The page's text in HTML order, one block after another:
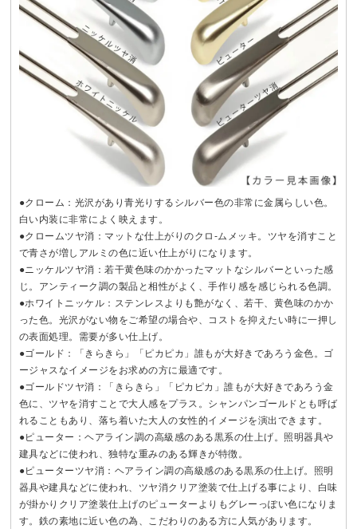
●クローム：光沢があり青光りするシルバー色の非常に金属らしい色。
白い内装に非常によく映えます。
●クロームツヤ消：マットな仕上がりのクロ-ムメッキ。ツヤを消すこと
で青さが増しアルミの色に近い仕上がりになります。
●ニッケルツヤ消：若干黄色味のかかったマットなシルバーといった感
じ。アンティーク調の製品と相性がよく、手作り感を感じられる色調。
●ホワイトニッケル：ステンレスよりも艶がなく、若干、黄色味のかか
った色。光沢がない物をご希望の場合や、コストを抑えたい時に一押し
の表面処理。需要が多い仕上げ。
●ゴールド：「きらきら」「ピカピカ」誰もが大好きであろう金色。ゴ
ージャスなイメージをお求めの方に最適です。
●ゴールドツヤ消：「きらきら」「ピカピカ」誰もが大好きであろう金
色に、ツヤを消すことで大人感をプラス。シャンパンゴールドとも呼ば
れることもあり、落ち着いた大人の女性的イメージを演出できます。
●ピューター：ヘアライン調の高級感のある黒系の仕上げ。照明器具や
建具などに使われ、独特な重みのある輝きが特徴。
●ピューターツヤ消：ヘアライン調の高級感のある黒系の仕上げ。照明
器具や建具などに使われ、ツヤ消クリア塗装で仕上げる事により、白味
が掛かりクリア塗装仕上げのピューターよりもグレーっぽい色になりま
す。鉄の素地に近い色の為、こだわりのある方に人気があります。